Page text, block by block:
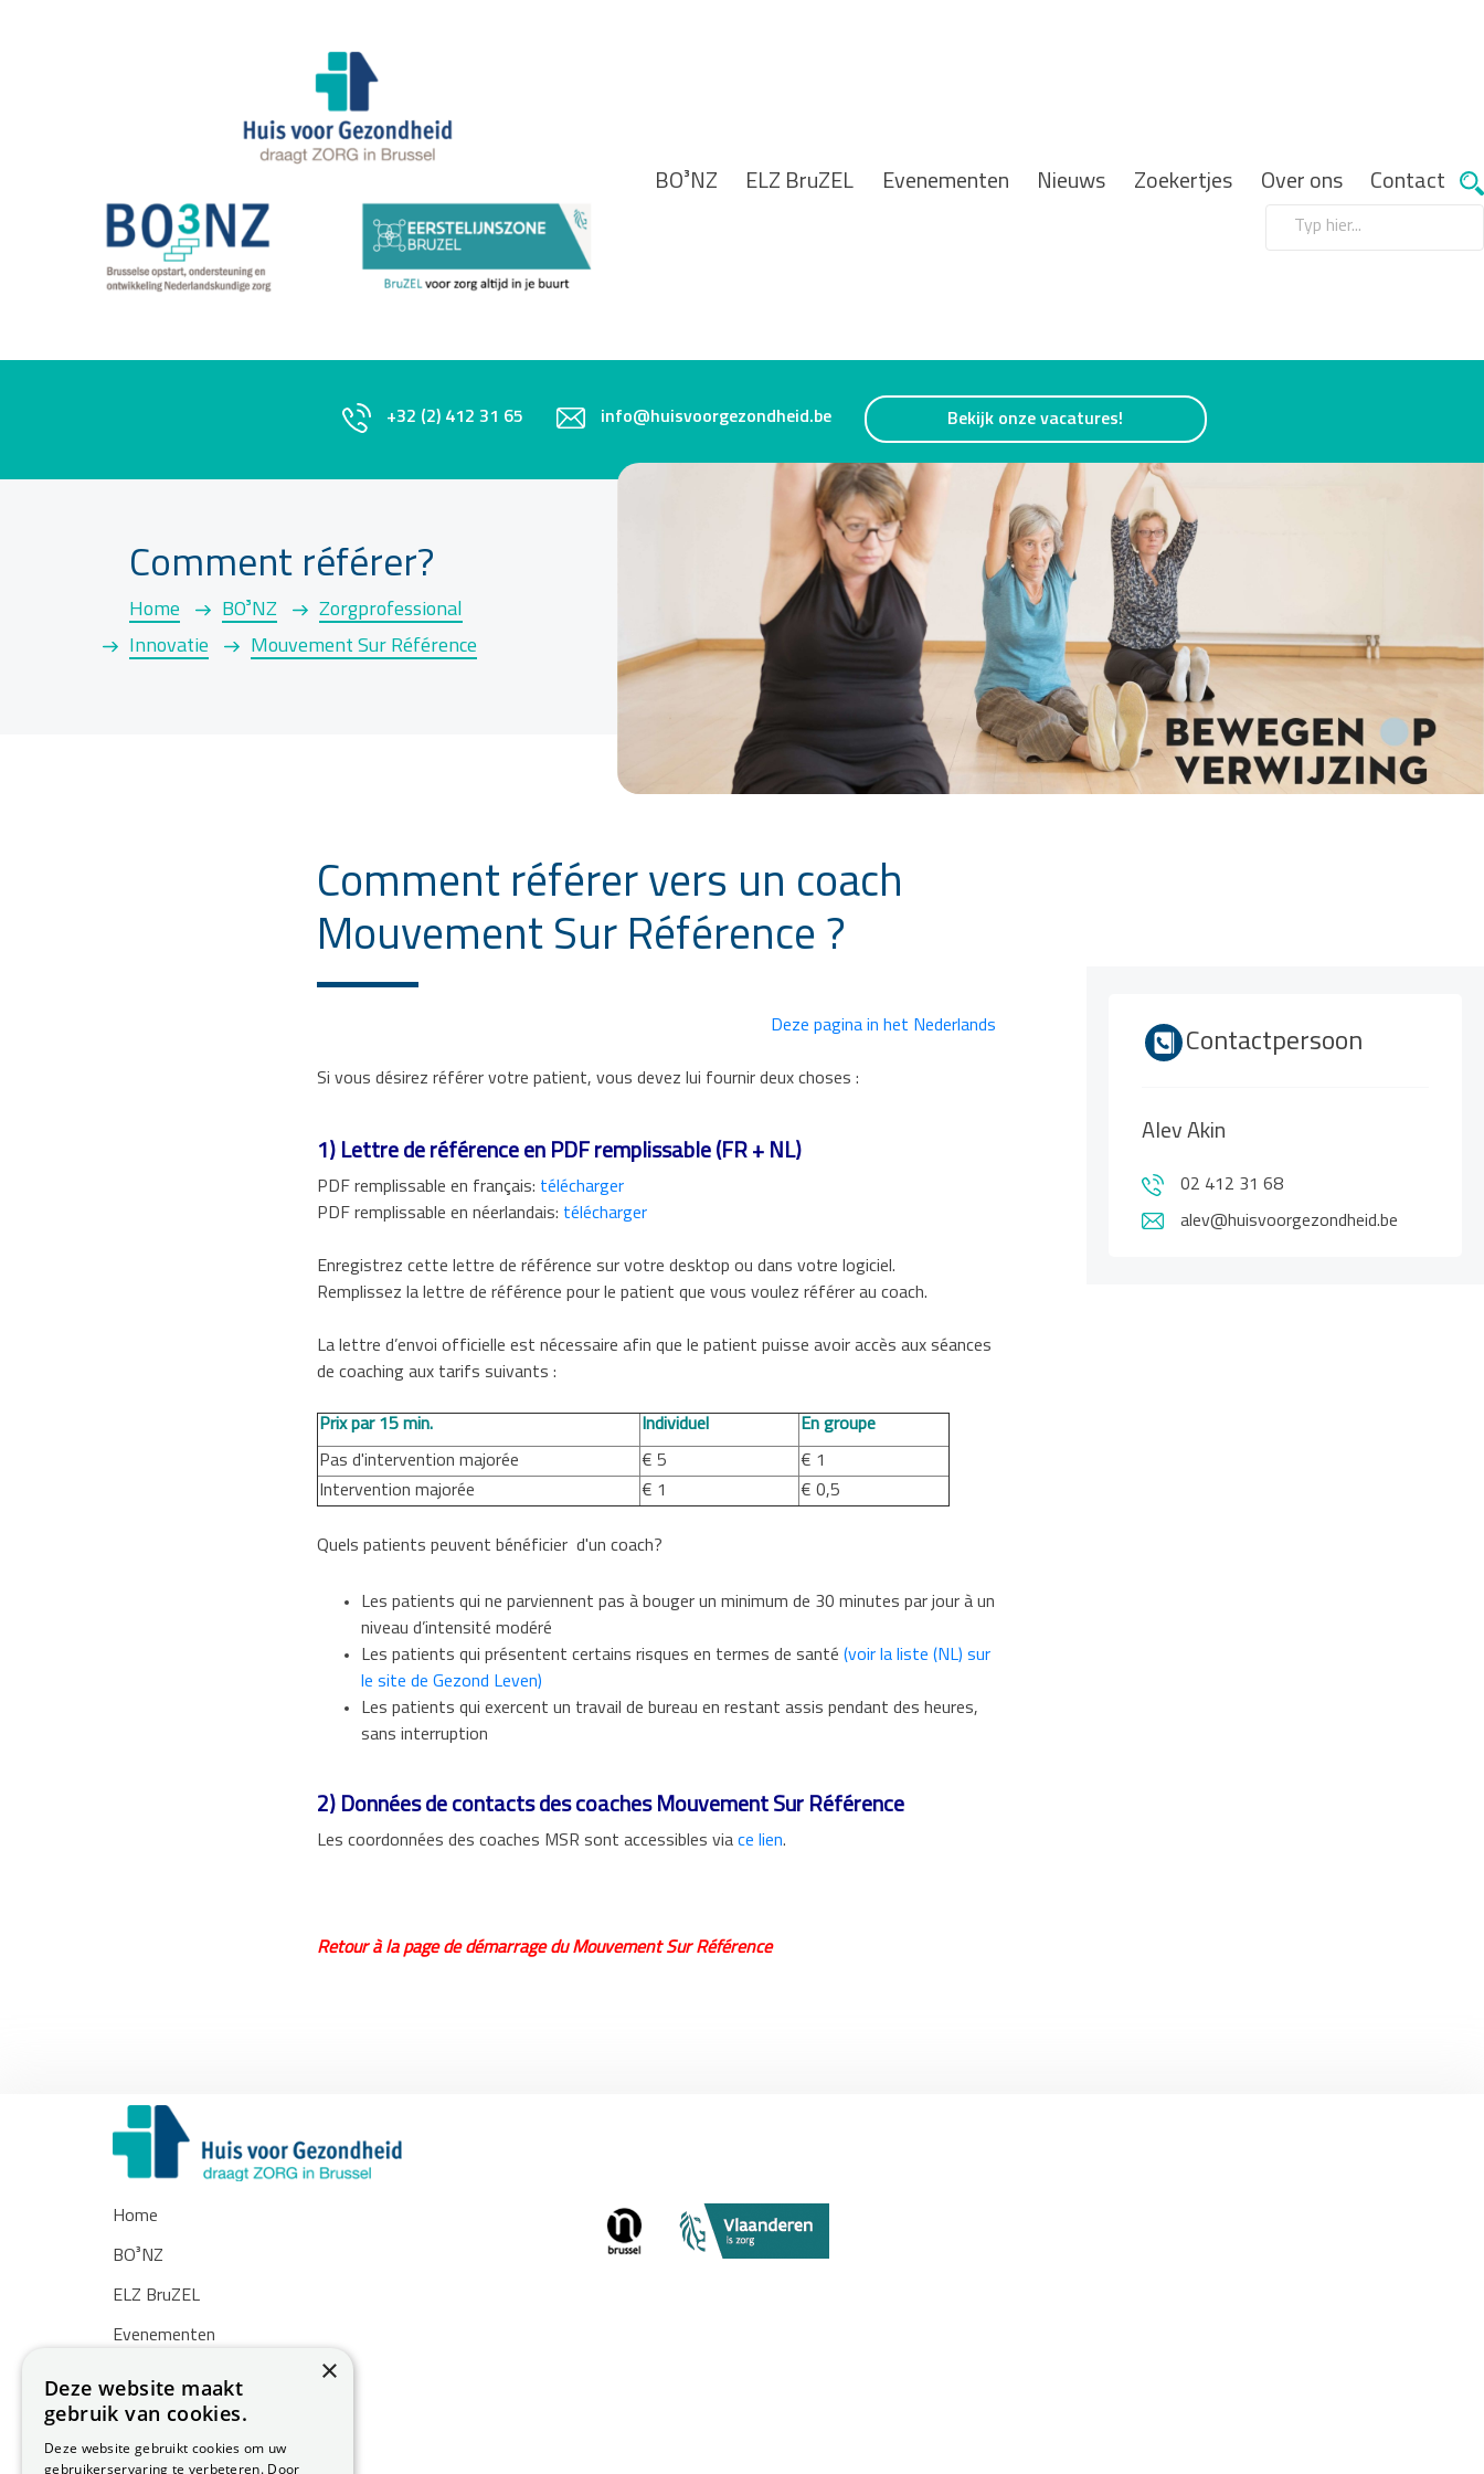
BO³NZ ELZ BruZEL Evenementen Nieuws Zoekertjes Over ons Contact
+32 (2) 412 31 65 info@huisvoorgezondheid.be Bekijk onze vacatures!
Comment référer?
Home BO³NZ
Zorgprofessional
Innovatie
Mouvement Sur Référence
Contactpersoon
Alev Akin
02 412 31 68
alev@huisvoorgezondheid.be
Comment référer vers un coach
Mouvement Sur Référence ?
Deze pagina in het Nederlands
Si vous désirez référer votre patient, vous devez lui fournir deux choses :
1) Lettre de référence en PDF remplissable (FR + NL)
PDF remplissable en français: télécharger
PDF remplissable en néerlandais: télécharger
Enregistrez cette lettre de référence sur votre desktop ou dans votre logiciel.
Remplissez la lettre de référence pour le patient que vous voulez référer au coach.
La lettre d’envoi officielle est nécessaire afin que le patient puisse avoir accès aux séances
de coaching aux tarifs suivants :
Prix par 15 min. Individuel En groupe
Pas d'intervention majorée € 5
€ 1
Intervention majorée
€ 1 € 0,5
Quels patients peuvent bénéficier d'un coach?
Les patients qui ne parviennent pas à bouger un minimum de 30 minutes par jour à un
niveau d’intensité modéré
Les patients qui présentent certains risques en termes de santé (voir la liste (NL) sur
le site de Gezond Leven)
Les patients qui exercent un travail de bureau en restant assis pendant des heures,
sans interruption
2) Données de contacts des coaches Mouvement Sur Référence
Les coordonnées des coaches MSR sont accessibles via ce lien.
Retour à la page de démarrage du Mouvement Sur Référence
Home
BO³NZ
ELZ BruZEL
Evenementen
Zoekertjes
Over ons
×
Deze website maakt
gebruik van cookies.
Deze website gebruikt cookies om uw
gebruikerservaring te verbeteren. Door